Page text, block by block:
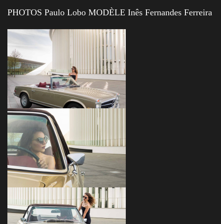
PHOTOS Paulo Lobo MODÈLE Inês Fernandes Ferreira